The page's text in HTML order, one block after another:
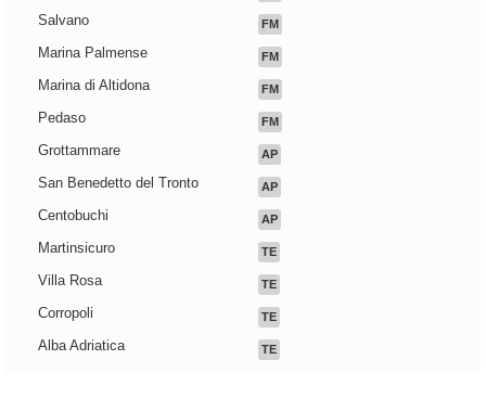
Salvano FM
Marina Palmense FM
Marina di Altidona FM
Pedaso FM
Grottammare AP
San Benedetto del Tronto AP
Centobuchi AP
Martinsicuro TE
Villa Rosa TE
Corropoli TE
Alba Adriatica TE